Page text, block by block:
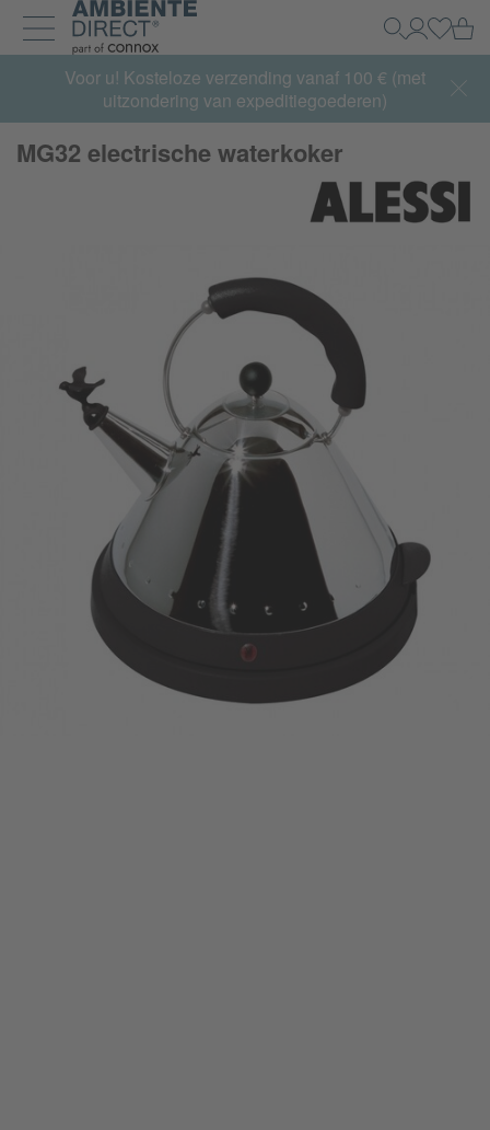
Home
Navigatie uit- en inklappen
Zoeken
Mijn
Summer Sale:met tot 65% korting >> nu bestellen
Voor u! Kosteloze verzending vanaf 100 € (met
uitzondering van expeditiegoederen)
MG32 electrische waterkoker